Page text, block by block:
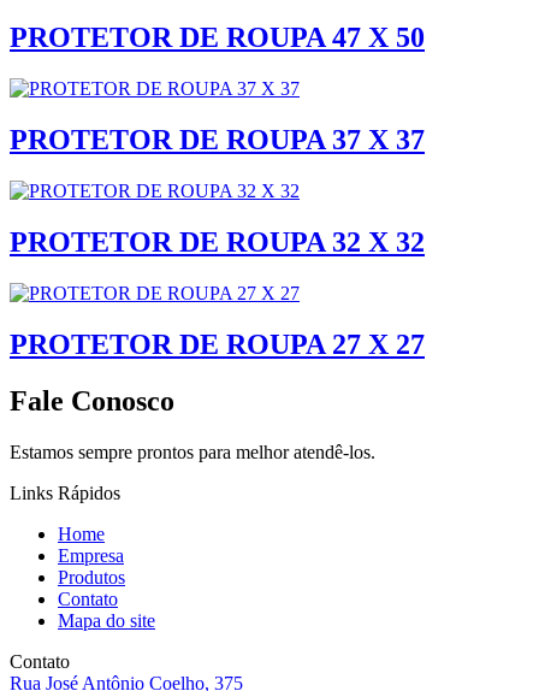
PROTETOR DE ROUPA 47 X 50
PROTETOR DE ROUPA 37 X 37
PROTETOR DE ROUPA 32 X 32
PROTETOR DE ROUPA 27 X 27
Fale Conosco
Estamos sempre prontos para melhor atendê-los.
Links Rápidos
Home
Empresa
Produtos
Contato
Mapa do site
Contato
Rua José Antônio Coelho, 375